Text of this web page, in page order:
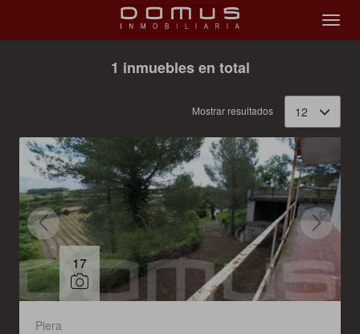
1 inmuebles en total
Mostrar resultados 12
17
Piera